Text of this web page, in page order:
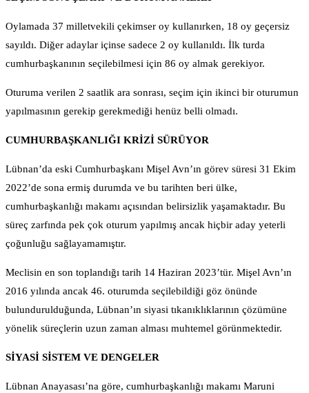
Oylamada 37 milletvekili çekimser oy kullanırken, 18 oy geçersiz
sayıldı. Diğer adaylar içinse sadece 2 oy kullanıldı. İlk turda
cumhurbaşkanının seçilebilmesi için 86 oy almak gerekiyor.
Oturuma verilen 2 saatlik ara sonrası, seçim için ikinci bir oturumun
yapılmasının gerekip gerekmediği henüz belli olmadı.
CUMHURBAŞKANLIĞI KRİZİ SÜRÜYOR
Lübnan’da eski Cumhurbaşkanı Mişel Avn’ın görev süresi 31 Ekim
2022’de sona ermiş durumda ve bu tarihten beri ülke,
cumhurbaşkanlığı makamı açısından belirsizlik yaşamaktadır. Bu
süreç zarfında pek çok oturum yapılmış ancak hiçbir aday yeterli
çoğunluğu sağlayamamıştır.
Meclisin en son toplandığı tarih 14 Haziran 2023’tür. Mişel Avn’ın
2016 yılında ancak 46. oturumda seçilebildiği göz önünde
bulundurulduğunda, Lübnan’ın siyasi tıkanıklıklarının çözümüne
yönelik süreçlerin uzun zaman alması muhtemel görünmektedir.
SİYASİ SİSTEM VE DENGELER
Lübnan Anayasası’na göre, cumhurbaşkanlığı makamı Maruni